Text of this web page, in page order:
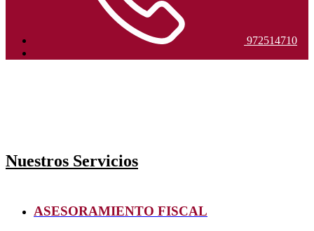
972514710
Nuestros Servicios
ASESORAMIENTO FISCAL